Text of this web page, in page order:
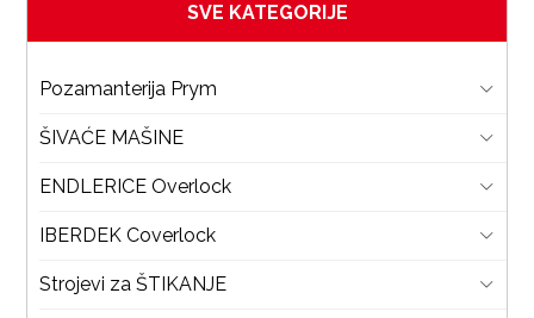
SVE KATEGORIJE
Pozamanterija Prym
ŠIVAĆE MAŠINE
ENDLERICE Overlock
IBERDEK Coverlock
Strojevi za ŠTIKANJE